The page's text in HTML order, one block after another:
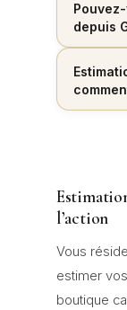
depuis
l’action
Vous
estimer
boutique